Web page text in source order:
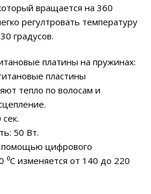
вращается на 360
регултровать температуру
градусов.
платины на пружинах:
пластины
тепло по волосам и
50 Вт.
помощью цифрового
⁰С изменяется от 140 до 220